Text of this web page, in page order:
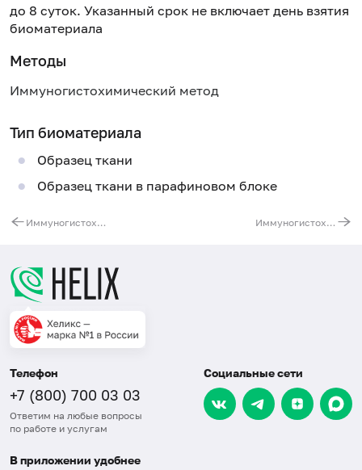
до 8 суток. Указанный срок не включает день взятия
биоматериала
Методы
Иммуногистохимический метод
Тип биоматериала
Образец ткани
Образец ткани в парафиновом блоке
Иммуногистохимическое исследование клинического материала (с использованием 3 антител) Иммуногистохимическое исследование клинического материала (с использованием 5 антител)
Телефон
+7 (800) 700 03 03
Ответим на любые вопросы
по работе и услугам
Социальные сети
В приложении удобнее